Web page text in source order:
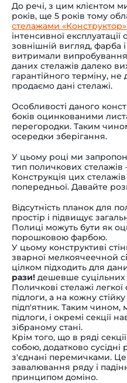
До речі, з цим клієнтом
років, ще 5 років тому
стелажами
інтенсивної
зовнішній вигляд, фарба
витримали випробування
даних стелажів далеко
гарантійного терміну,
продаємо дані стелажі.
Особливості даного
боків оцинкованими
перегородки. Таким
осередки зберігання.
У цьому році ми
тип поличкових стелажів
Конструкція цих стелажів
попередньої. Давайте
Відсутність планок для
простір і підвищує
Полиці можуть бути як
порошковою фарбою.
У цьому конструктиві
зварної мелкоячеечной
цілком підходить для
рази! дешевше суцільних
Поличкові стелажі легкої
підлоги, а на кожну
підп'ятник. Таким чином,
підлоги, і окремі секції
зібраному стані.
Крім того, що в ряді
собою, додатково сусідні
з'єднані перемичками.
завалювання ряду і
принципом доміно.